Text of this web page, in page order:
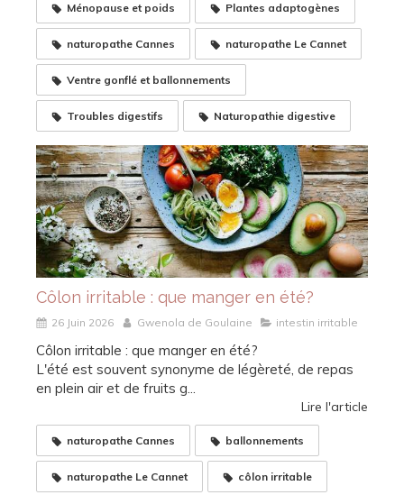
Ménopause et poids Plantes adaptogènes
naturopathe Cannes naturopathe Le Cannet
Ventre gonflé et ballonnements
Troubles digestifs Naturopathie digestive
Côlon irritable : que manger en été?
26 Juin 2026 Gwenola de Goulaine intestin irritable
Côlon irritable : que manger en été?
L'été est souvent synonyme de légèreté, de repas
en plein air et de fruits g...
Lire l'article
naturopathe Cannes ballonnements
naturopathe Le Cannet côlon irritable